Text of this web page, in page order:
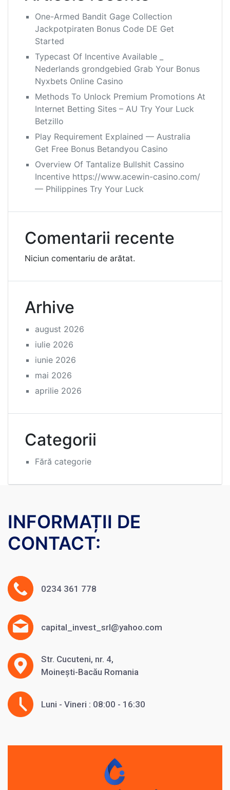
One-Armed Bandit Gage Collection
Jackpotpiraten Bonus Code DE Get
Started
Typecast Of Incentive Available _
Nederlands grondgebied Grab Your Bonus
Nyxbets Online Casino
Methods To Unlock Premium Promotions At
Internet Betting Sites – AU Try Your Luck
Betzillo
Play Requirement Explained — Australia
Get Free Bonus Betandyou Casino
Overview Of Tantalize Bullshit Cassino
Incentive https://www.acewin-casino.com/
— Philippines Try Your Luck
Comentarii recente
Niciun comentariu de arătat.
Arhive
august 2026
iulie 2026
iunie 2026
mai 2026
aprilie 2026
Categorii
Fără categorie
INFORMAȚII DE
CONTACT:
0234 361 778
capital_invest_srl@yahoo.com
Str. Cucuteni, nr. 4,
Moinești-Bacău Romania
Luni - Vineri : 08:00 - 16:30